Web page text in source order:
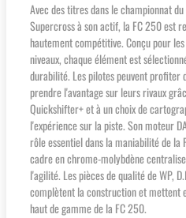
Avec des titres dans le championnat
Supercross à son actif, la FC 250 est
hautement compétitive. Conçu pour
niveaux, chaque élément est
durabilité. Les pilotes peuvent profiter
prendre l'avantage sur leurs rivaux
Quickshifter+ et à un choix de
l'expérience sur la piste. Son moteur
rôle essentiel dans la maniabilité de
cadre en chrome-molybdène
l'agilité. Les pièces de qualité de WP,
complètent la construction et mettent
haut de gamme de la FC 250.